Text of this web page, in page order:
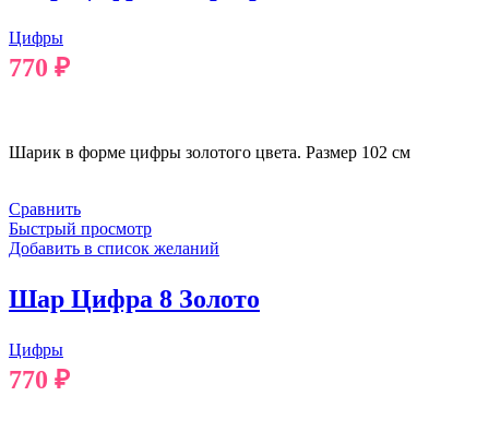
Цифры
770 ₽
Шарик в форме цифры золотого цвета. Размер 102 см
Сравнить
Быстрый просмотр
Добавить в список желаний
Шар Цифра 8 Золото
Цифры
770 ₽